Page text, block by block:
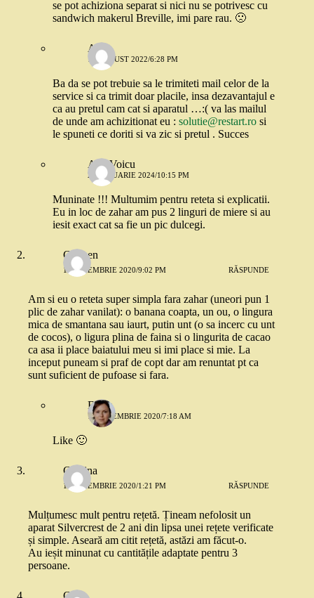
se pot achiziona separat si nici nu se potrivesc cu
sandwich makerul Breville, imi pare rau. 🙁
Alina
15 AUGUST 2022/6:28 PM
Ba da se pot trebuie sa le trimiteti mail celor de la
service si ca trimit doar placile, insa dezavantajul e
ca au pretul cam cat si aparatul …:( va las mailul
de unde am achizitionat eu : solutie@restart.ro si
le spuneti ce doriti si va zic si pretul . Succes
Ana Voicu
21 IANUARIE 2024/10:15 PM
Muninate !!! Multumim pentru reteta si explicatii.
Eu in loc de zahar am pus 2 linguri de miere si au
iesit exact cat sa fie un pic dulcegi.
Carmen
14 NOIEMBRIE 2020/9:02 PM RĂSPUNDE
Am si eu o reteta super simpla fara zahar (uneori pun 1
plic de zahar vanilat): o banana coapta, un ou, o lingura
mica de smantana sau iaurt, putin unt (o sa incerc cu unt
de cocos), o ligura plina de faina si o lingurita de cacao
ca asa ii place baiatului meu si imi place si mie. La
inceput puneam si praf de copt dar am renuntat pt ca
sunt suficient de pufoase si fara.
Elena
15 NOIEMBRIE 2020/7:18 AM
Like 🙂
Cristina
15 NOIEMBRIE 2020/1:21 PM RĂSPUNDE
Mulțumesc mult pentru rețetă. Țineam nefolosit un
aparat Silvercrest de 2 ani din lipsa unei rețete verificate
și simple. Aseară am citit rețetă, astăzi am făcut-o.
Au ieșit minunat cu cantitățile adaptate pentru 3
persoane.
C